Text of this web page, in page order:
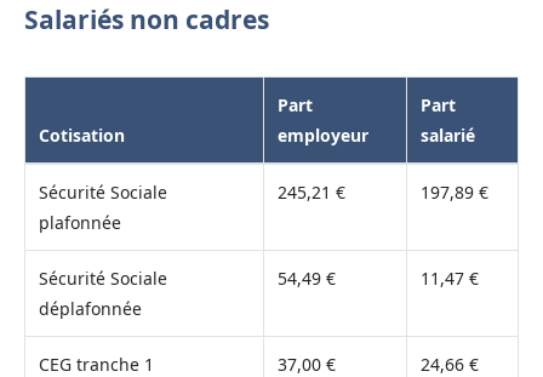
Salariés non cadres
Cotisation
Part
employeur
Part
salarié
Sécurité Sociale
plafonnée
245,21 € 197,89 €
Sécurité Sociale
déplafonnée
54,49 € 11,47 €
CEG tranche 1 37,00 € 24,66 €